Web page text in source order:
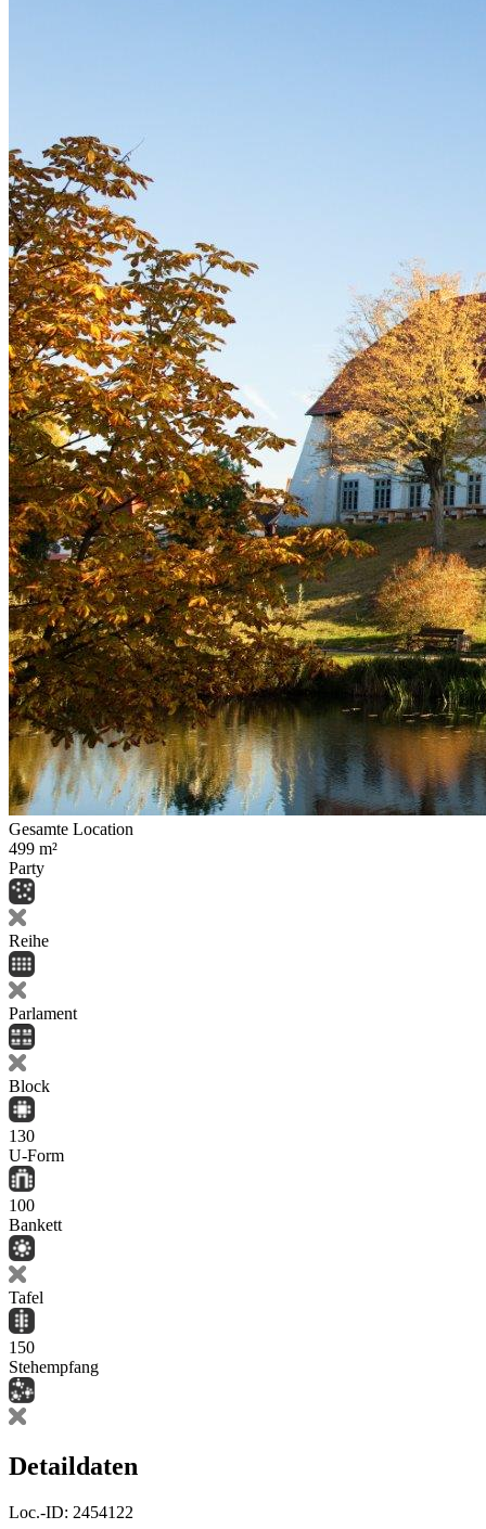
Gesamte Location
499 m²
Party
Reihe
Parlament
Block
130
U-Form
100
Bankett
Tafel
150
Stehempfang
Detaildaten
Loc.-ID: 2454122